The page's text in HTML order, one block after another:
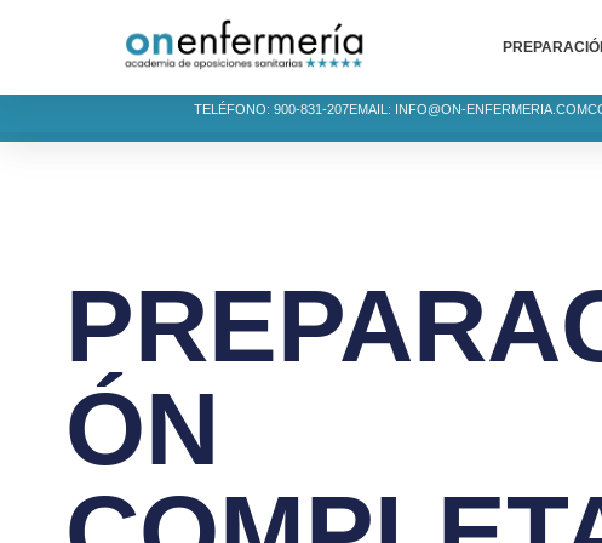
TELÉFONO: 900-831-207EMAIL: INFO@ON-ENFERMERIA.COM
ÓN